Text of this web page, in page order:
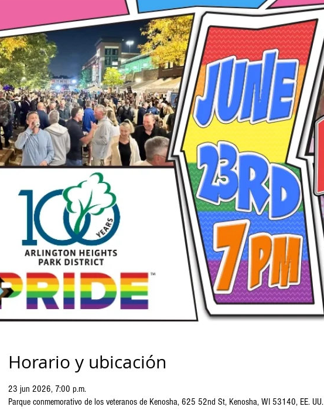
Horario y ubicación
23 jun 2026, 7:00 p.m.
Parque conmemorativo de los veteranos de Kenosha, 625 52nd St, Kenosha, WI 53140, EE. UU.